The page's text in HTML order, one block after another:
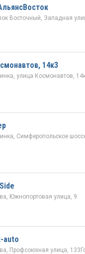
Восточный, Западная
14к3
улица Космонавтов,
Симферопольское
Южнопортовая улица, 9
auto
Профсоюзная улица,